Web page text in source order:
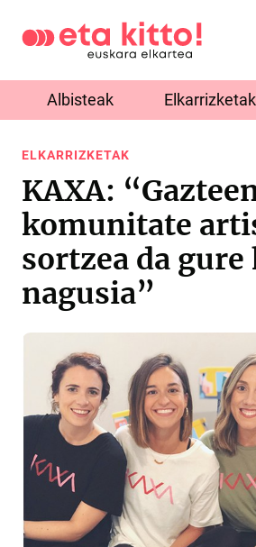
Albisteak Elkarrizketak
ELKARRIZKETAK
KAXA:
komunitate
sortzea da
nagusia”